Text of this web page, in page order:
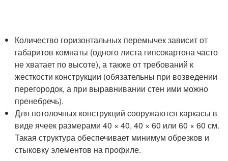
Количество горизонтальных перемычек зависит от
габаритов комнаты (одного листа гипсокартона часто
не хватает по высоте), а также от требований к
жесткости конструкции (обязательны при возведении
перегородок, а при выравнивании стен ими можно
пренебречь).
Для потолочных конструкций сооружаются каркасы в
виде ячеек размерами 40 × 40, 40 × 60 или 60 × 60 см.
Такая структура обеспечивает минимум обрезков и
стыковку элементов на профиле.